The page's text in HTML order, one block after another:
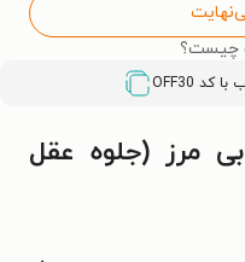
چیست؟
OFF30
مرز (جلوه عقل